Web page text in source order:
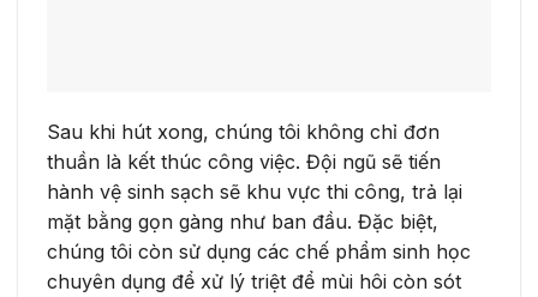
Sau khi hút xong, chúng tôi không chỉ đơn
thuần là kết thúc công việc. Đội ngũ sẽ tiến
hành vệ sinh sạch sẽ khu vực thi công, trả lại
mặt bằng gọn gàng như ban đầu. Đặc biệt,
chúng tôi còn sử dụng các chế phẩm sinh học
chuyên dụng để xử lý triệt để mùi hôi còn sót